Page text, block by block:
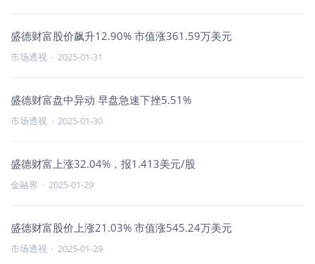
盛德财富股价飙升12.90% 市值涨361.59万美元
市场透视 · 2025-01-31
盛德财富盘中异动 早盘急速下挫5.51%
市场透视 · 2025-01-30
盛德财富上涨32.04%，报1.413美元/股
金融界 · 2025-01-29
盛德财富股价上涨21.03% 市值涨545.24万美元
市场透视 · 2025-01-29